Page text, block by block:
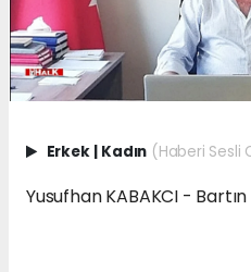
Erkek | Kadın (Haberi Sesli
Yusufhan KABAKCI - Bartın